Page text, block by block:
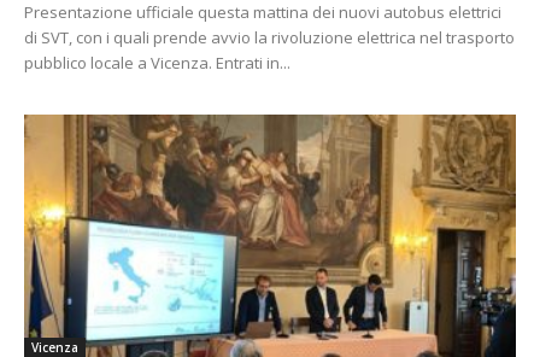
Presentazione ufficiale questa mattina dei nuovi autobus elettrici
di SVT, con i quali prende avvio la rivoluzione elettrica nel trasporto
pubblico locale a Vicenza. Entrati in...
Vicenza